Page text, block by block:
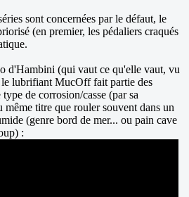
sont concernées par le défaut, le
(en premier, les pédaliers craqués
d'Hambini (qui vaut ce qu'elle vaut, vu
lubrifiant MucOff fait partie des
de corrosion/casse (par sa
même titre que rouler souvent dans un
(genre bord de mer... ou pain cave
: